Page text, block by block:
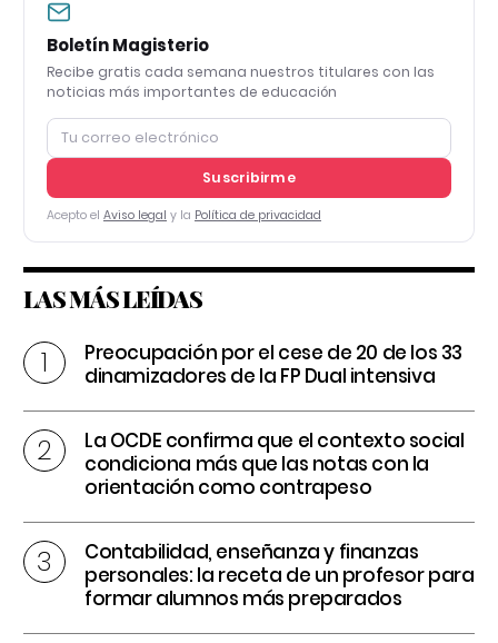
Boletín Magisterio
Recibe gratis cada semana nuestros titulares con las
noticias más importantes de educación
Suscribirme
Acepto el Aviso legal y la Política de privacidad
LAS MÁS LEÍDAS
Preocupación por el cese de 20 de los 33
dinamizadores de la FP Dual intensiva
La OCDE confirma que el contexto social
condiciona más que las notas con la
orientación como contrapeso
Contabilidad, enseñanza y finanzas
personales: la receta de un profesor para
formar alumnos más preparados